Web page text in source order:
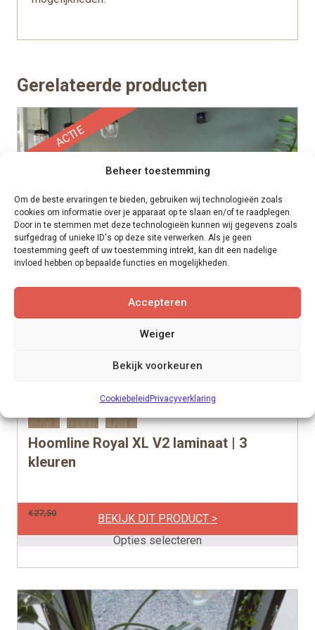
Beheer toestemming
Om de beste ervaringen te bieden, gebruiken wij technologieën zoals
cookies om informatie over je apparaat op te slaan en/of te raadplegen.
Door in te stemmen met deze technologieën kunnen wij gegevens zoals
surfgedrag of unieke ID's op deze site verwerken. Als je geen
toestemming geeft of uw toestemming intrekt, kan dit een nadelige
invloed hebben op bepaalde functies en mogelijkheden.
Accepteren
Weiger
Bekijk voorkeuren
CookiebeleidPrivacyverklaring
Gerelateerde producten
ACTIE
Hoomline Royal XL V2 laminaat | 3
kleuren
€27,50
BEKIJK DIT PRODUCT >
Opties selecteren
Dit
product
variaties.
Deze
kan
gekozen
worden
op